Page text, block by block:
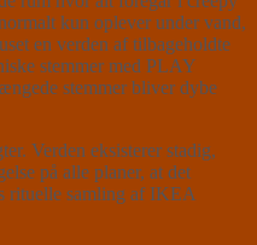
kun oplever under vand,
en verden af tilbageholdte
stemmer med PLAY
stemmer bliver dybe
Verden eksisterer stadig,
på alle planer, at det
rituelle samling af IKEA